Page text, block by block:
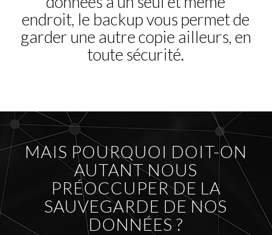
endroit, le backup vous permet de
garder une autre copie ailleurs, en
toute sécurité.
MAIS POURQUOI DOIT-ON
AUTANT NOUS
PRÉOCCUPER DE LA
SAUVEGARDE DE NOS
DONNÉES ?